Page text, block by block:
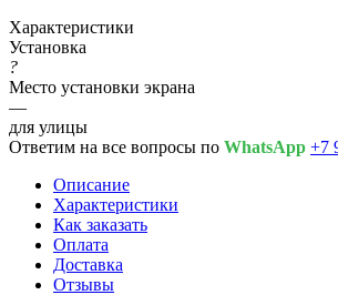
Характеристики
Установка
?
Место установки экрана
—
для улицы
Ответим на все вопросы по WhatsApp +7
Описание
Характеристики
Как заказать
Оплата
Доставка
Отзывы